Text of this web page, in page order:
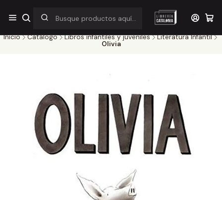
¡Por pocos días! Despacho a $1.000 en RM por compras sobre
$38.000
Inicio Catálogo Libros infantiles y juveniles
Literatura Infantil
Olivia